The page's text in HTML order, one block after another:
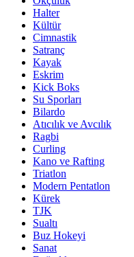
Halter
Kültür
Cimnastik
Satranç
Kayak
Eskrim
Kick Boks
Su Sporları
Bilardo
Atıcılık ve Avcılık
Ragbi
Curling
Kano ve Rafting
Triatlon
Modern Pentatlon
Kürek
TJK
Sualtı
Buz Hokeyi
Sanat